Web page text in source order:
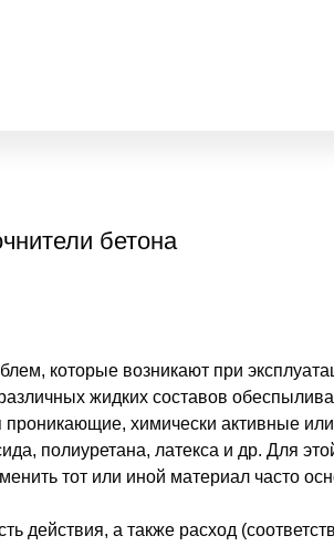
бетона
которые возникают при
жидких составов
химически активные
полиуретана, латекса и др. Для
тот или иной материал часто
действия, а также расход